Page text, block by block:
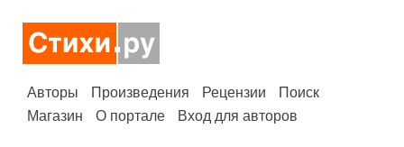
Авторы Произведения Рецензии
Поиск
Магазин
О портале Вход для авторов